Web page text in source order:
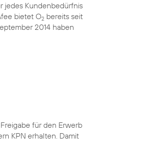
jedes Kundenbedürfnis
bietet O2 bereits seit
2014 haben
für den Erwerb
KPN erhalten. Damit